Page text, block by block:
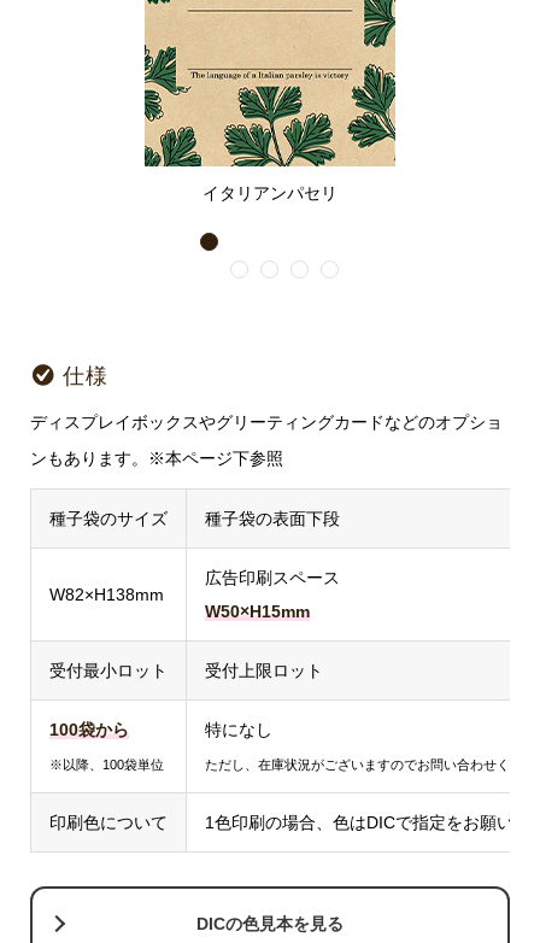
イタリアンパセリ
1
仕様
ディスプレイボックスやグリーティングカードなどのオプショ
ンもあります。※本ページ下参照
種子袋のサイズ 種子袋の表面下段
W82×H138mm
広告印刷スペース
W50×H15mm
受付最小ロット 受付上限ロット
100袋から
※以降、100袋単位
特になし
ただし、在庫状況がございますのでお問い合わせくださ
印刷色について 1色印刷の場合、色はDICで指定をお願い
DICの色見本を見る